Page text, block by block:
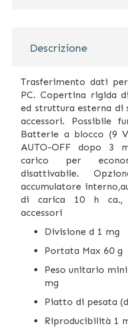
Descrizione
Trasferimento dati
PC. Copertina rigida
ed struttura esterna di
accessori. Possibile
Batterie a blocco (9
AUTO-OFF dopo 3
carico per
disattivabile.
accumulatore
di carica 10 h ca.,
accessori
Divisione d 1 mg
Portata Max 60 g
Peso unitario
mg
Piatto di pesata
Riproducibilità 1